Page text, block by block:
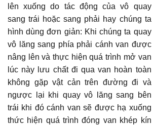
lên xuống do tác động của vô quay
sang trái hoặc sang phải hay chúng ta
hình dùng đơn giản: Khi chúng ta quay
vô lăng sang phía phải cánh van được
nâng lên và thực hiện quá trình mở van
lúc này lưu chất đi qua van hoàn toàn
không gặp vật cản trên đường đi và
ngược lại khi quay vô lăng sang bên
trái khi đó cánh van sẽ được hạ xuống
thức hiện quá trình đóng van khép kín